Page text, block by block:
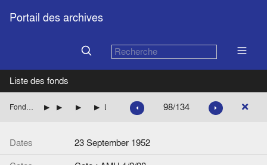
Portail des archives
Liste des fonds
Fonds Jean Monnet : Communauté européenne du charbon et de l'acier (CECA) Les institutions
Nomination de la Haute Autorité
Messages de félicitations à J.M.
98/134
Dates
23 September 1952